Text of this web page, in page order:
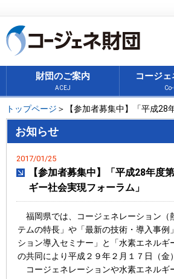
財団のご案内
ACEJ
コージ
トップページ ＞【参加者募集中】「平成28
お知らせ
2017/01/25
【参加者募集中】「平成28年度
ギー社会実現フォーラム」
福岡県では、コージェネレーション（
テムの特長」や「最新の技術・導入事
ション導入セミナー」と「水素エネル
の共同により平成２９年２月１７日（
コージェネレーションや水素エネルギ